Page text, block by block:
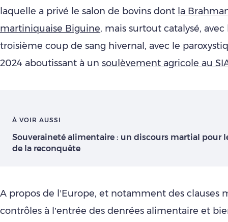
laquelle a privé le salon de bovins dont la
martiniquaise Biguine, mais surtout catalysé,
troisième coup de sang hivernal, avec le
2024 aboutissant à un soulèvement agricole au
À VOIR AUSSI
Souveraineté alimentaire : un discours martial pour
de la reconquête
A propos de l’Europe, et notamment des clauses
contrôles à l’entrée des denrées alimentaire et